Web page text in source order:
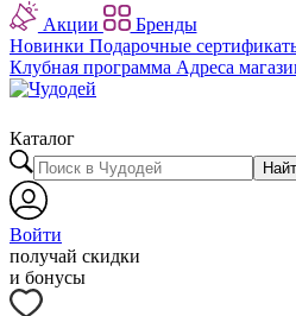
Акции
Бренды
Новинки Подарочные
Клубная программа Адреса
Каталог
Войти
получай скидки
и бонусы